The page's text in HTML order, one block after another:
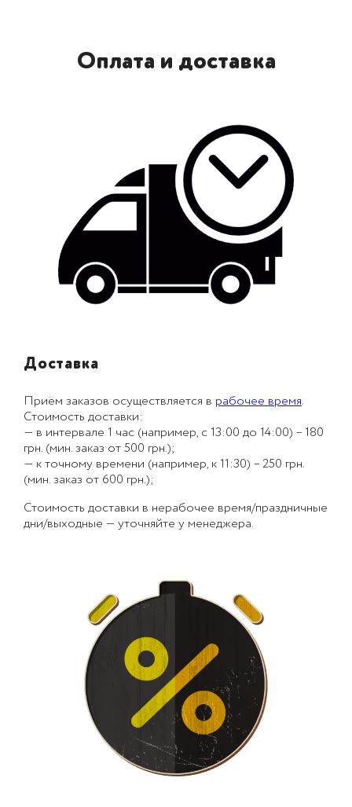
Оплата и доставка
Доставка
Приём заказов осуществляется в рабочее время.
Стоимость доставки:
— в интервале 1 час (например, с 13:00 до 14:00) – 180
грн. (мин. заказ от 500 грн.);
— к точному времени (например, к 11:30) – 250 грн.
(мин. заказ от 600 грн.);
Стоимость доставки в нерабочее время/праздничные
дни/выходные — уточняйте у менеджера.